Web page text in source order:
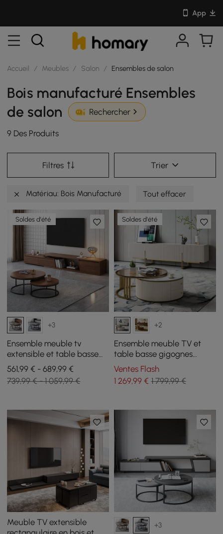
App
Accueil / Meubles / Salon / Ensembles de salon
Bois manufacturé Ensembles
de salon
Rechercher
9 Des Produits
Filtres Trier
Matériau: Bois Manufacturé Tout effacer
Soldes d'été
+3
Ensemble meuble tv
extensible et table basse
emboîtable Fero en noyer
561,99 € - 689,99 €
739,99 € - 1 059,99 €
Soldes d'été
+2
Ensemble meuble TV et
table basse gigognes
Grovyn
Ventes Flash
1 269,99€ 1 799,99 €
Meuble TV extensible
+3